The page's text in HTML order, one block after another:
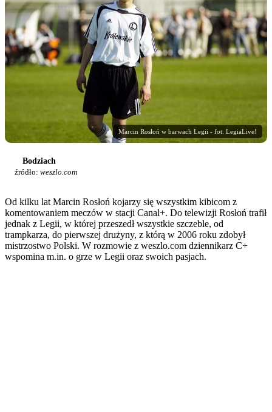
Marcin Rosłoń w barwach Legii - fot. LegiaLive!
Bodziach
źródło: weszlo.com
Od kilku lat Marcin Rosłoń kojarzy się wszystkim kibicom z
komentowaniem meczów w stacji Canal+. Do telewizji Rosłoń trafił
jednak z Legii, w której przeszedł wszystkie szczeble, od
trampkarza, do pierwszej drużyny, z którą w 2006 roku zdobył
mistrzostwo Polski. W rozmowie z weszlo.com dziennikarz C+
wspomina m.in. o grze w Legii oraz swoich pasjach.